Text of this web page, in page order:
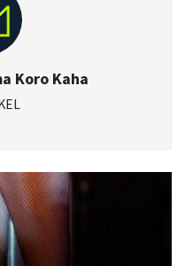
Koro Kaha